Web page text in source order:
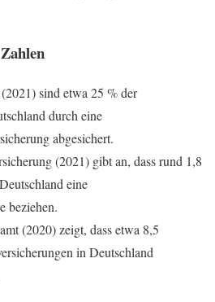
sind etwa 25 % der
durch eine
abgesichert.
(2021) gibt an, dass rund 1,8
eine
beziehen.
(2020) zeigt, dass etwa 8,5
in Deutschland